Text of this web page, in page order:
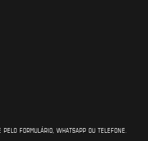
FORMULÁRIO, WHATSAPP OU TELEFONE.